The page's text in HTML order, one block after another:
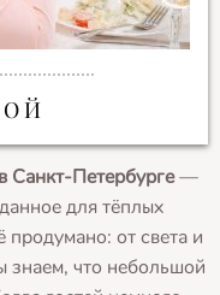
Й
Санкт-Петербурге—
для тёплых
продумано: от света и
знаем, что небольшой